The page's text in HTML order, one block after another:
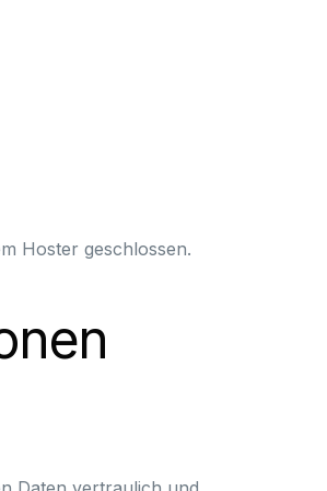
Hoster geschlossen.